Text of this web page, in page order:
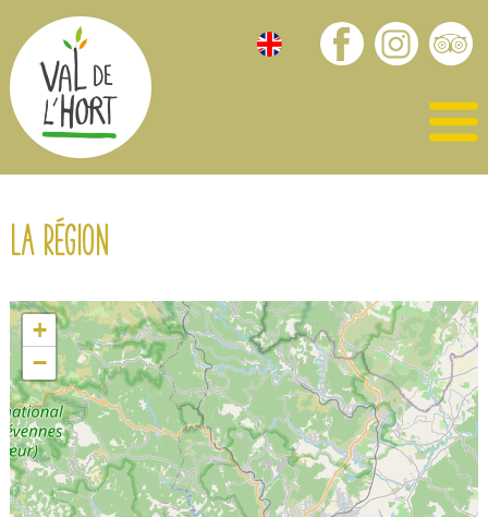
La région
+
−